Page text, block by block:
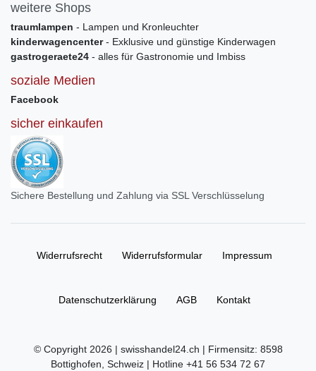
weitere Shops
traumlampen - Lampen und Kronleuchter
kinderwagencenter- Exklusive und günstige Kinderwagen
gastrogeraete24 - alles für Gastronomie und Imbiss
soziale Medien
Facebook
sicher einkaufen
Sichere Bestellung und Zahlung via SSL Verschlüsselung
Widerrufs­recht Widerrufs­formular Impressum
Daten­schutz­erklärung AGB Kontakt
© Copyright 2026 | swisshandel24.ch | Firmensitz: 8598
Bottighofen, Schweiz | Hotline +41 56 534 72 67